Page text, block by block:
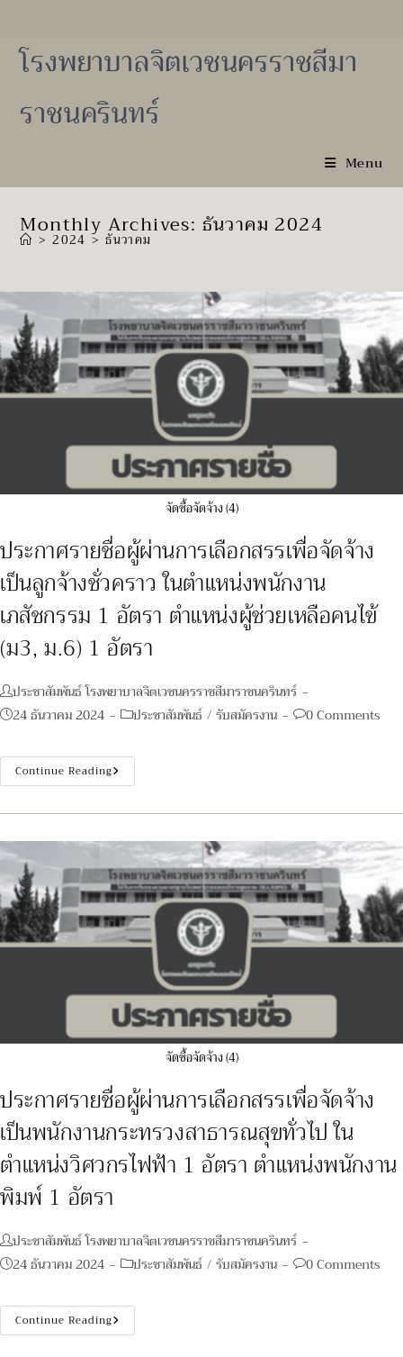
contentโรงพยาบาลจิตเวชนครราชสีมา
ราชนครินทร์
Menu
Monthly Archives: ธันวาคม 2024
> 2024 > ธันวาคม
จัดซื้อจัดจ้าง (4)
ประกาศรายชื่อผู้ผ่านการเลือกสรรเพื่อจัดจ้าง
เป็นลูกจ้างชั่วคราว ในตำแหน่งพนักงาน
เภสัชกรรม 1 อัตรา ตำแหน่งผู้ช่วยเหลือคนไข้
(ม3, ม.6) 1 อัตรา
Post
author:
ประชาสัมพันธ์ โรงพยาบาลจิตเวชนครราชสีมาราชนครินทร์
Post24 ธันวาคม 2024
Postประชาสัมพันธ์ / รับสมัครงาน
Post0 Comments
Continue Readingประกาศ
ราย
ผู้
เลือกสรร
จัด
จ้าง
เป็น
ลูกจ้าง
ชั่วคราว
ใน
ตำแหน่ง
พนักงาน
เภสัชกรรม
อัตรา
ตำแหน่ง
ผู้
ช่วย
เหลือ
ม.6)
1
อัตรา
จัดซื้อจัดจ้าง (4)
ประกาศรายชื่อผู้ผ่านการเลือกสรรเพื่อจัดจ้าง
เป็นพนักงานกระทรวงสาธารณสุขทั่วไป ใน
ตำแหน่งวิศวกรไฟฟ้า 1 อัตรา ตำแหน่งพนักงาน
พิมพ์ 1 อัตรา
Post
author:
ประชาสัมพันธ์ โรงพยาบาลจิตเวชนครราชสีมาราชนครินทร์
Post24 ธันวาคม 2024
Postประชาสัมพันธ์ / รับสมัครงาน
Post0 Comments
Continue Readingประกาศ
ราย